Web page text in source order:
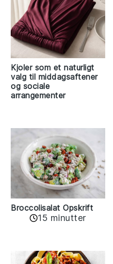
Kjoler som et naturligt
valg til middagsaftener
og sociale
arrangementer
Broccolisalat Opskrift
15 minutter